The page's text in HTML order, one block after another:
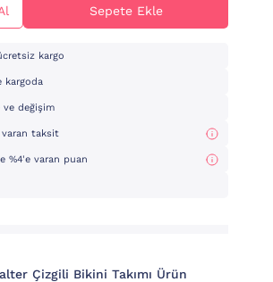
Sepete Ekle
kargo
kargoda
değişim
varan taksit
%4'e varan puan
Çizgili Bikini Takımı Ürün